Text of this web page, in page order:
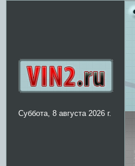
Суббота, 8 августа 2026 г.